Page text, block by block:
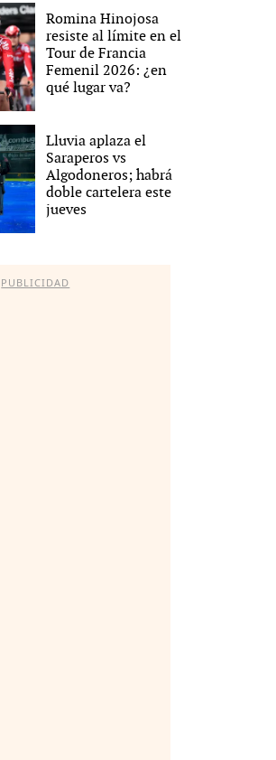
Romina Hinojosa
resiste al límite en el
Tour de Francia
Femenil 2026: ¿en
qué lugar va?
Lluvia aplaza el
Saraperos vs
Algodoneros; habrá
doble cartelera este
jueves
PUBLICIDAD